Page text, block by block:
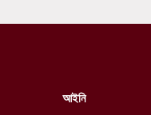
আইনি